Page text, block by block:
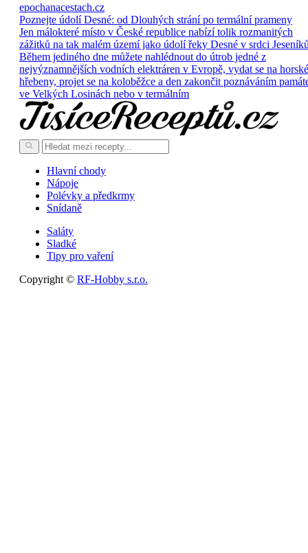
epochanacestach.cz
Poznejte údolí Desné: od Dlouhých strání po termální prameny
Jen málokteré místo v České republice nabízí tolik rozmanitých
zážitků na tak malém území jako údolí řeky Desné v srdci
Během jediného dne můžete nahlédnout do útrob jedné z
nejvýznamnějších vodních elektráren v Evropě, vydat se na horské
hřebeny, projet se na koloběžce a den zakončit poznáváním
ve Velkých Losinách nebo v termálním
Hlavní chody
Nápoje
Polévky a předkrmy
Snídaně
Saláty
Sladké
Tipy pro vaření
Copyright © RF-Hobby s.r.o.